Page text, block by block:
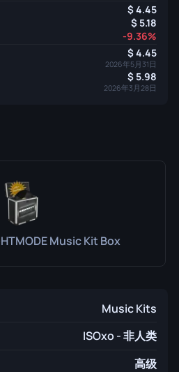
4.45
5.18
-9.36%
4.45
2026年5月31日
5.98
2026年3月28日
Music Kit Box
Music Kits
ISOxo - 非人类
高级